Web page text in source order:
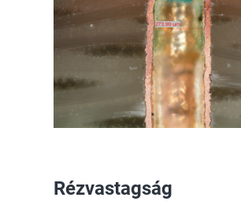
Rézvastagság